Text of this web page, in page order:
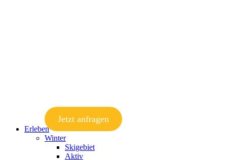
Jetzt anfragen
Erleben
Winter
Skigebiet
Aktiv